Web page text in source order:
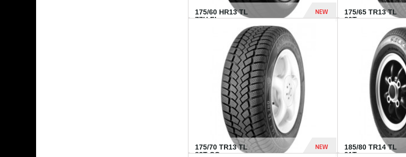
175/60 HR13 TL
77H FI...
NEW
394 Dhs
175/65 TR13 TL
80T...
175/70 TR13 TL
82T CO...
NEW
185/80 TR14 TL
91T...